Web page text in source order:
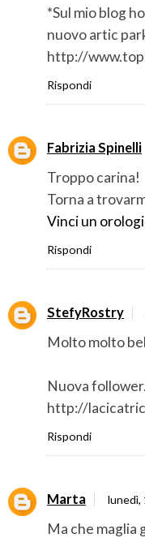
*Sul mio blog
nuovo artic
http://
Rispondi
Fabrizia Spinelli
Troppo carina!
Torna a
Vinci un
Rispondi
StefyRostry
Molto molto
Nuova
http://
Rispondi
Marta lunedì,
Ma che maglia